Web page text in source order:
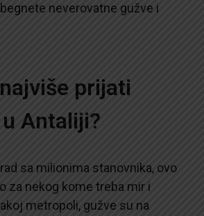
neverovatne gužve i
prijati
Antaliji?
sa milionima stanovnika, ovo
za nekog kome treba mir i
metropoli, gužve su na